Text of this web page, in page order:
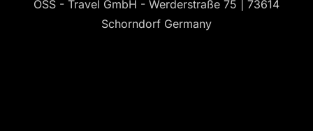
OSS - Travel GmbH - Werderstraße 75 | 73614
Schorndorf Germany